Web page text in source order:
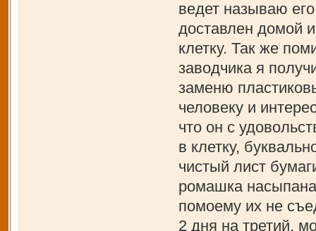
ведет называю
доставлен домой
клетку. Так же
заводчика я
заменю
человеку и
что он с
в клетку,
чистый лист
ромашка
помоему их не
2 дня на третий,